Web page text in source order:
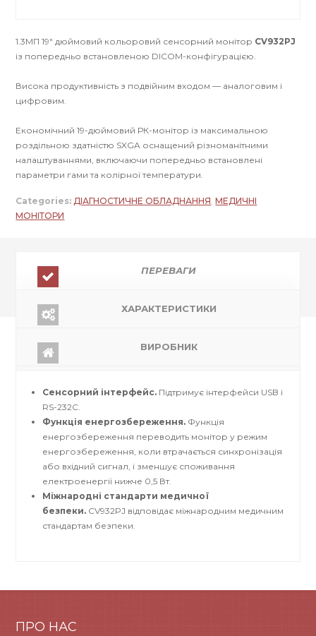
1.3МП 19" дюймовий кольоровий сенсорний монітор CV932PJ
із попередньо встановленою DICOM-конфігурацією.
Висока продуктивність з подвійним входом — аналоговим і
цифровим.
Економічний 19-дюймовий РК-монітор із максимальною
роздільною здатністю SXGA оснащений різноманітними
налаштуваннями, включаючи попередньо встановлені
параметри гами та колірної температури.
Categories: ДІАГНОСТИЧНЕ ОБЛАДНАННЯ,МЕДИЧНІ
МОНІТОРИ
ПЕРЕВАГИ
ХАРАКТЕРИСТИКИ
ВИРОБНИК
Сенсорний інтерфейс. Підтримує інтерфейси USB і
RS-232C.
Функція енергозбереження. Функція
енергозбереження переводить монітор у режим
енергозбереження, коли втрачається синхронізація
або вхідний сигнал, і зменшує споживання
електроенергії нижче 0,5 Вт.
Міжнародні стандарти медичної
безпеки. CV932PJ відповідає міжнародним медичним
стандартам безпеки.
ПРО НАС